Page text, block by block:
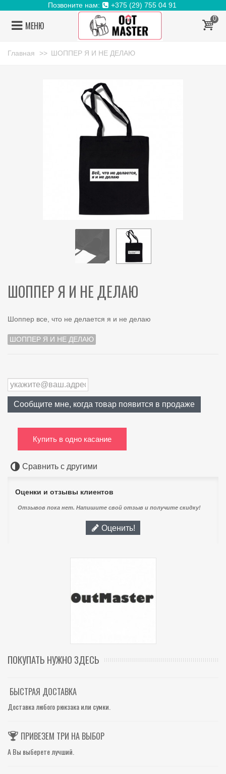
Позвоните нам: +375 (29) 755 04 91
МЕНЮ
0
Главная >> ШОППЕР Я И НЕ ДЕЛАЮ
ШОППЕР Я И НЕ ДЕЛАЮ
Шоппер все, что не делается я и не делаю
ШОППЕР Я И НЕ ДЕЛАЮ
Сообщите мне, когда товар появится в продаже
Купить в одно касание
Сравнить с другими
Оценки и отзывы клиентов
Отзывов пока нет. Напишите свой отзыв и получите скидку!
Оценить!
ПОКУПАТЬ НУЖНО ЗДЕСЬ
БЫСТРАЯ ДОСТАВКА
Доставка любого рюкзака или сумки.
ПРИВЕЗЕМ ТРИ НА ВЫБОР
А Вы выберете лучший.